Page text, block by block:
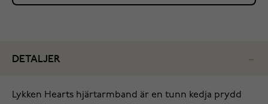
DETALJER
Lykken Hearts hjärtarmband är en tunn kedja prydd